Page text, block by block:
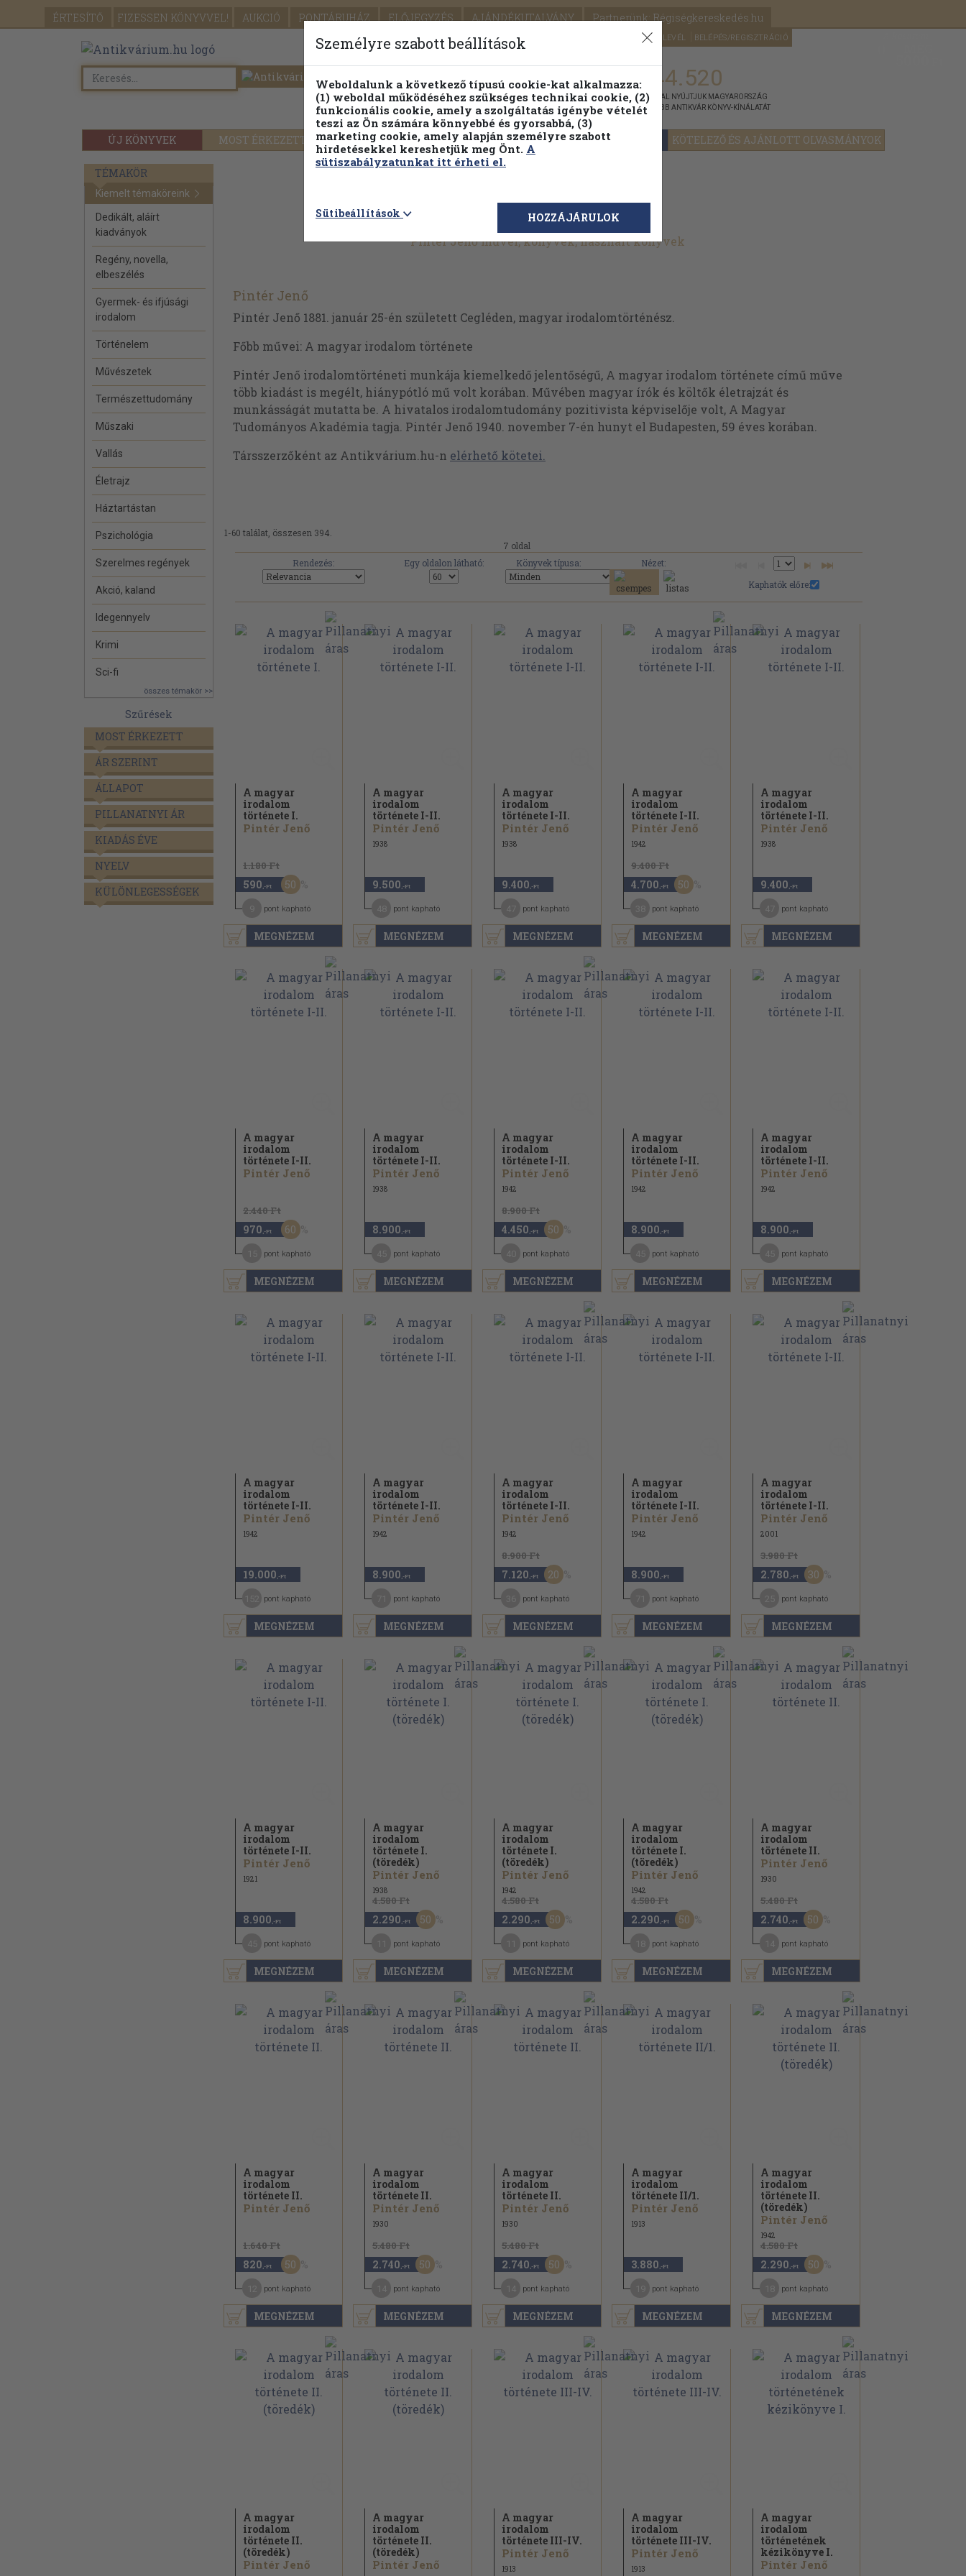
ÉRTESÍTŐ FIZESSEN KÖNYVVEL! AUKCIÓ PONTÁRUHÁZ ELŐJEGYZÉS AJÁNDÉKUTALVÁNY Partnerünk: Régiségkereskedés.hu
SEGÍTSÉG HÍRLEVÉL BELÉPÉS/REGISZTRÁCIÓ
ÚJ KÖNYVEK MOST ÉRKEZETT PILLANATNYI ÁRAINK FENNTARTHATÓ OLVASMÁNYOK KÖTELEZŐ ÉS AJÁNLOTT OLVASMÁNYOK
Részletes kereső Témaköri fa 1.144.520
KIADVÁNNYAL NYÚJTJUK MAGYARORSZÁG
LEGNAGYOBB ANTIKVÁR KÖNYV-KÍNÁLATÁT
TÉMAKÖR
Kiemelt témaköreink
Dedikált, aláírt
kiadványok
Regény, novella,
elbeszélés
Gyermek- és ifjúsági
irodalom
Történelem
Művészetek
Természettudomány
Műszaki
Vallás
Életrajz
Háztartástan
Pszichológia
Szerelmes regények
Akció, kaland
Idegennyelv
Krimi
Sci-fi
összes témakör >>
Szűrések
MOST ÉRKEZETT
ÁR SZERINT
ÁLLAPOT
PILLANATNYI ÁR
KIADÁS ÉVE
NYELV
KÜLÖNLEGESSÉGEK
Pintér Jenő művei, könyvek, használt könyvek
Pintér Jenő
Pintér Jenő 1881. január 25-én született Cegléden, magyar irodalomtörténész.
Főbb művei: A magyar irodalom története
Pintér Jenő irodalomtörténeti munkája kiemelkedő jelentőségű, A magyar irodalom története című műve
több kiadást is megélt, hiánypótló mű volt korában. Művében magyar írók és költők életrajzát és
munkásságát mutatta be. A hivatalos irodalomtudomány pozitivista képviselője volt, A Magyar
Tudományos Akadémia tagja. Pintér Jenő 1940. november 7-én hunyt el Budapesten, 59 éves korában.
Társszerzőként az Antikvárium.hu-n elérhető kötetei.
1-60 találat, összesen 394.
7 oldal
Rendezés:
Egy oldalon látható: Könyvek típusa:
Nézet:
Kaphatók előre:
MEGNÉZEM
A magyar
irodalom
története I.
Pintér Jenő
1.180 Ft
590 ,-Ft 50
pont kapható
MEGNÉZEM
A magyar
irodalom
története I-II.
Pintér Jenő
1938
9.500 ,-Ft
pont kapható
MEGNÉZEM
A magyar
irodalom
története I-II.
Pintér Jenő
1938
9.400 ,-Ft
pont kapható
MEGNÉZEM
A magyar
irodalom
története I-II.
Pintér Jenő
1942
9.400 Ft
4.700 ,-Ft 50
pont kapható
MEGNÉZEM
A magyar
irodalom
története I-II.
Pintér Jenő
1938
9.400 ,-Ft
pont kapható
MEGNÉZEM
A magyar
irodalom
története I-II.
Pintér Jenő
2.440 Ft
970 ,-Ft 60
pont kapható
MEGNÉZEM
A magyar
irodalom
története I-II.
Pintér Jenő
1938
8.900 ,-Ft
pont kapható
MEGNÉZEM
A magyar
irodalom
története I-II.
Pintér Jenő
1942
8.900 Ft
4.450 ,-Ft 50
pont kapható
MEGNÉZEM
A magyar
irodalom
története I-II.
Pintér Jenő
1942
8.900 ,-Ft
pont kapható
MEGNÉZEM
A magyar
irodalom
története I-II.
Pintér Jenő
1942
8.900 ,-Ft
pont kapható
MEGNÉZEM
A magyar
irodalom
története I-II.
Pintér Jenő
1942
19.000 ,-Ft
pont kapható
MEGNÉZEM
A magyar
irodalom
története I-II.
Pintér Jenő
1942
8.900 ,-Ft
pont kapható
MEGNÉZEM
A magyar
irodalom
története I-II.
Pintér Jenő
1942
8.900 Ft
7.120 ,-Ft 20
pont kapható
MEGNÉZEM
A magyar
irodalom
története I-II.
Pintér Jenő
1942
8.900 ,-Ft
pont kapható
MEGNÉZEM
A magyar
irodalom
története I-II.
Pintér Jenő
2001
3.980 Ft
2.780 ,-Ft 30
pont kapható
MEGNÉZEM
A magyar
irodalom
története I-II.
Pintér Jenő
1921
8.900 ,-Ft
pont kapható
MEGNÉZEM
A magyar
irodalom
története I.
(töredék)
Pintér Jenő
1938
4.580 Ft
2.290 ,-Ft 50
pont kapható
MEGNÉZEM
A magyar
irodalom
története I.
(töredék)
Pintér Jenő
1942
4.580 Ft
2.290 ,-Ft 50
pont kapható
MEGNÉZEM
A magyar
irodalom
története I.
(töredék)
Pintér Jenő
1942
4.580 Ft
2.290 ,-Ft 50
pont kapható
MEGNÉZEM
A magyar
irodalom
története II.
Pintér Jenő
1930
5.480 Ft
2.740 ,-Ft 50
pont kapható
MEGNÉZEM
A magyar
irodalom
története II.
Pintér Jenő
1.640 Ft
820 ,-Ft 50
pont kapható
MEGNÉZEM
A magyar
irodalom
története II.
Pintér Jenő
1930
5.480 Ft
2.740 ,-Ft 50
pont kapható
MEGNÉZEM
A magyar
irodalom
története II.
Pintér Jenő
1930
5.480 Ft
2.740 ,-Ft 50
pont kapható
MEGNÉZEM
A magyar
irodalom
története II/1.
Pintér Jenő
1913
3.880 ,-Ft
pont kapható
MEGNÉZEM
A magyar
irodalom
története II.
(töredék)
Pintér Jenő
1942
4.580 Ft
2.290 ,-Ft 50
pont kapható
A magyar
irodalom
története II.
(töredék)
Pintér Jenő
A magyar
irodalom
története II.
(töredék)
Pintér Jenő
A magyar
irodalom
története III-IV.
Pintér Jenő
1913
A magyar
irodalom
története III-IV.
Pintér Jenő
1913
A magyar
irodalom
történetének
kézikönyve I.
Pintér Jenő
Személyre szabott beállítások
Weboldalunk a következő típusú cookie-kat alkalmazza:
(1) weboldal működéséhez szükséges technikai cookie, (2)
funkcionális cookie, amely a szolgáltatás igénybe vételét
teszi az Ön számára könnyebbé és gyorsabbá, (3)
marketing cookie, amely alapján személyre szabott
hirdetésekkel kereshetjük meg Önt. A
sütiszabályzatunkat itt érheti el.
Sütibeállítások HOZZÁJÁRULOK